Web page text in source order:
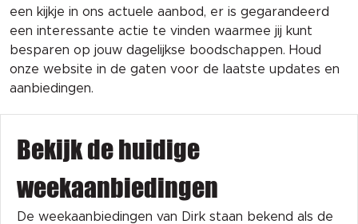
een kijkje in ons actuele aanbod, er is gegarandeerd
een interessante actie te vinden waarmee jij kunt
besparen op jouw dagelijkse boodschappen. Houd
onze website in de gaten voor de laatste updates en
aanbiedingen.
Bekijk de huidige
weekaanbiedingen
De weekaanbiedingen van Dirk staan bekend als de